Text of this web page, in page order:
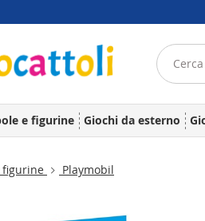
e figurine Giochi da esterno
figurine Playmobil